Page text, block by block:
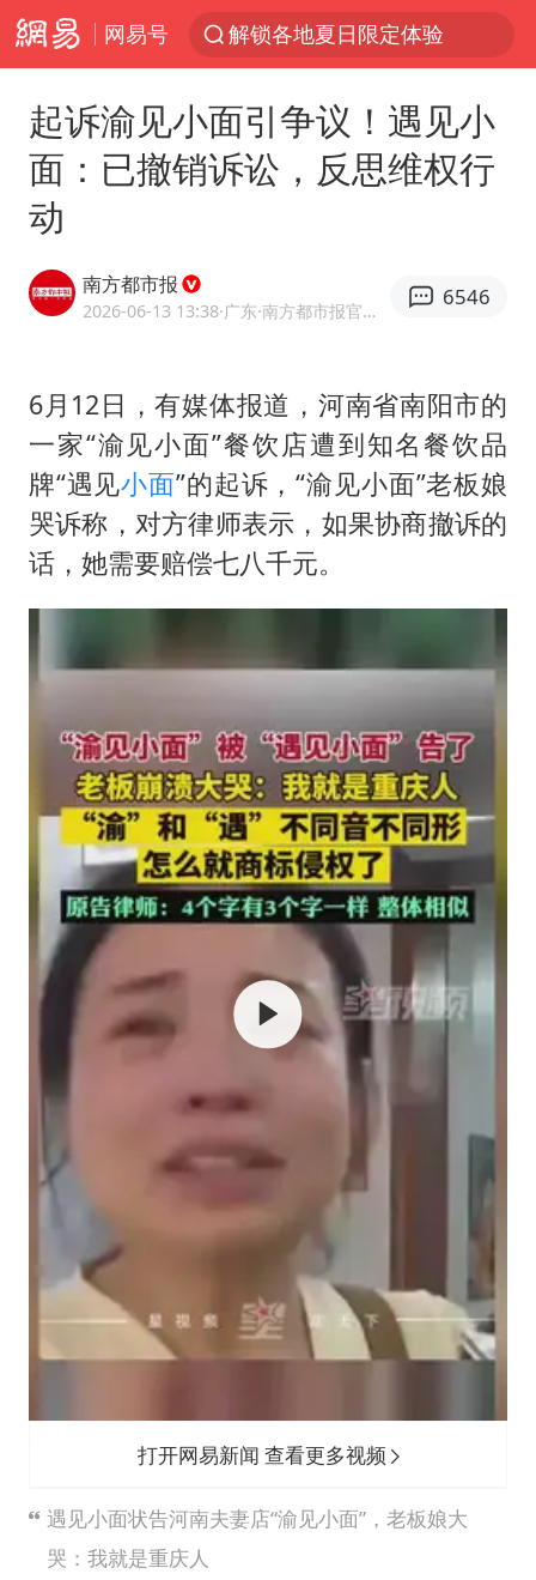
网易号
白海豚将正面袭击贯穿浙江
名创优品一次性内裤 颜面尽失
视频丨中国东方电气集团原党组副书记、董事宋致远被查
浙江台州《告全体市民书》
上海多家景点临时闭园或调整运营时间
郑丽文：台湾从来没有“独立”过
董璇小酒窝朵朵为佟丽娅庆生
媒体：“内容由AI生成”不是免责盾牌
多个明星演唱会取消
女儿为争财产堵门阻挠父亲出殡
美国AI开始攻击真人了
起诉渝见小面引争议！遇见小
面：已撤销诉讼，反思维权行
动
南方都市报
2026-06-13 13:38·广东 ·南方都市报官方网易号
6546
6月12日，有媒体报道，河南省南阳市的
一家“渝见小面”餐饮店遭到知名餐饮品
牌“遇见小面”的起诉，“渝见小面”老板娘
哭诉称，对方律师表示，如果协商撤诉的
话，她需要赔偿七八千元。
打开网易新闻 查看更多视频
遇见小面状告河南夫妻店“渝见小面”，老板娘大
哭：我就是重庆人